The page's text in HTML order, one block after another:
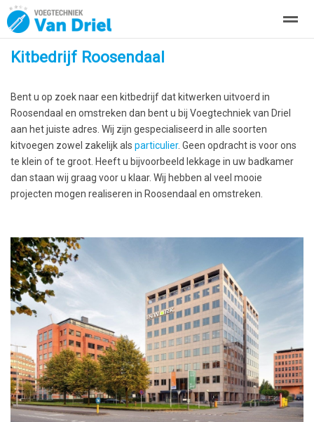
Over ons Kitwerken Zakelijke kitwerkzaamheden
Home Bellen Locatie Zoeken
Kitbedrijf Roosendaal
Bent u op zoek naar een kitbedrijf dat kitwerken uitvoerd in
Roosendaal en omstreken dan bent u bij Voegtechniek van Driel
aan het juiste adres. Wij zijn gespecialiseerd in alle soorten
kitvoegen zowel zakelijk als particulier. Geen opdracht is voor ons
te klein of te groot. Heeft u bijvoorbeeld lekkage in uw badkamer
dan staan wij graag voor u klaar. Wij hebben al veel mooie
projecten mogen realiseren in Roosendaal en omstreken.